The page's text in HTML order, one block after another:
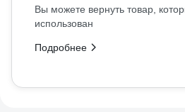
Вы можете вернуть товар,
использован
Подробнее